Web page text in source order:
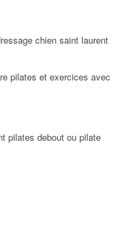
chien saint laurent
pilates et exercices avec
pilates debout ou pilate